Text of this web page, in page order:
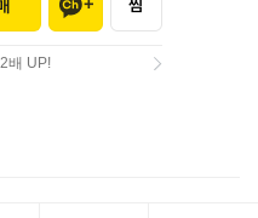
배 UP!